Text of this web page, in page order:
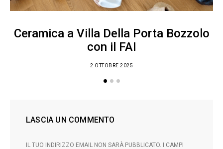
Ceramica a Villa Della Porta Bozzolo
con il FAI
2 OTTOBRE 2025
LASCIA UN COMMENTO
IL TUO INDIRIZZO EMAIL NON SARÀ PUBBLICATO. I CAMPI